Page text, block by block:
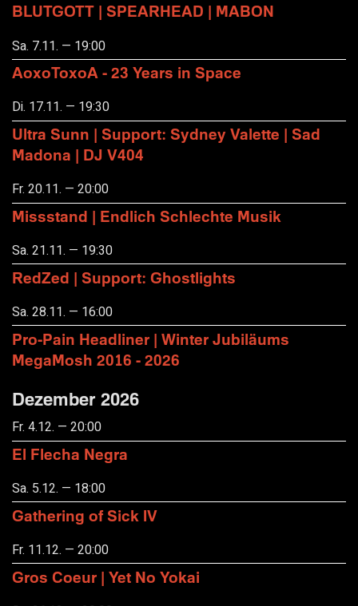
BLUTGOTT | SPEARHEAD | MABON
Sa. 7.11. — 19:00
AoxoToxoA - 23 Years in Space
Di. 17.11. — 19:30
Ultra Sunn | Support: Sydney Valette | Sad
Madona | DJ V404
Fr. 20.11. — 20:00
Missstand | Endlich Schlechte Musik
Sa. 21.11. — 19:30
RedZed | Support: Ghostlights
Sa. 28.11. — 16:00
Pro-Pain Headliner | Winter Jubiläums
MegaMosh 2016 - 2026
Dezember 2026
Fr. 4.12. — 20:00
El Flecha Negra
Sa. 5.12. — 18:00
Gathering of Sick IV
Fr. 11.12. — 20:00
Gros Coeur | Yet No Yokai